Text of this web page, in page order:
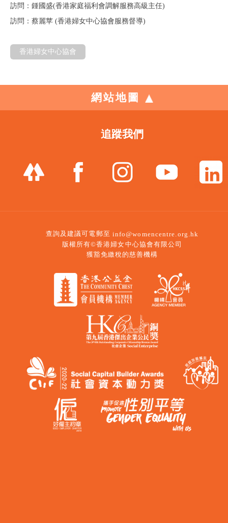
訪問：鍾國盛(香港家庭福利會調解服務高級主任)
訪問：蔡麗苹 (香港婦女中心協會服務督導)
香港婦女中心協會
網站地圖
追蹤我們
查詢及建議可電郵至 info@womencentre.org.hk
版權所有©香港婦女中心協會有限公司
獲豁免繳稅的慈善機構